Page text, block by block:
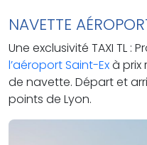
NAVETTE
Une exclusivité TAXI TL :
l’aéroport Saint-Exà prix
de navette. Départ et
points de Lyon.